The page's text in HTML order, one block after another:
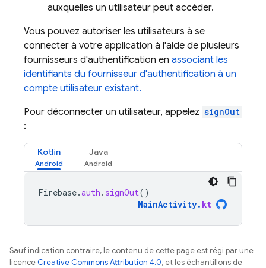
auxquelles un utilisateur peut accéder.
Vous pouvez autoriser les utilisateurs à se
connecter à votre application à l'aide de plusieurs
fournisseurs d'authentification en associant les
identifiants du fournisseur d'authentification à un
compte utilisateur existant.
Pour déconnecter un utilisateur, appelez signOut
:
Kotlin Java
Firebase.auth . signOut()
MainActivity. kt
Sauf indication contraire, le contenu de cette page est régi par une
licenceCreative Commons Attribution 4.0, et les échantillons de